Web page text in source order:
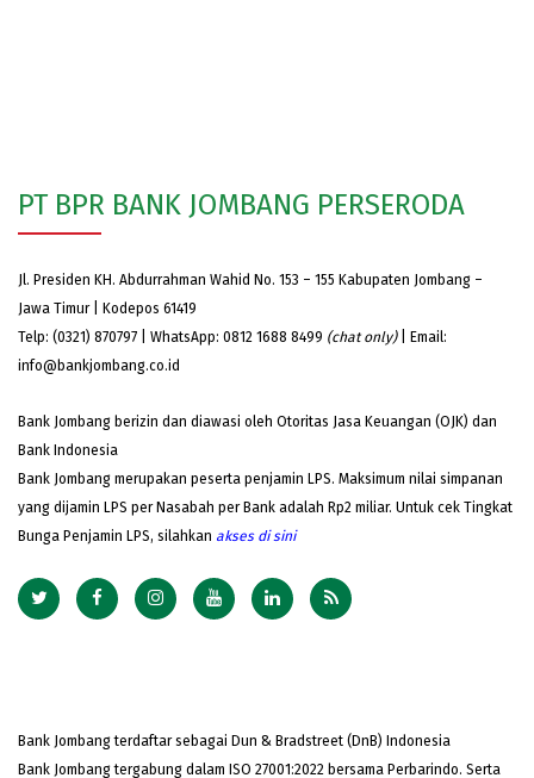
PT BPR BANK JOMBANG PERSERODA
Jl. Presiden KH. Abdurrahman Wahid No. 153 – 155 Kabupaten Jombang –
Jawa Timur | Kodepos 61419
Telp: (0321) 870797 | WhatsApp: 0812 1688 8499 (chat only)| Email:
info@bankjombang.co.id
Bank Jombang berizin dan diawasi oleh Otoritas Jasa Keuangan (OJK) dan
Bank Indonesia
Bank Jombang merupakan peserta penjamin LPS. Maksimum nilai simpanan
yang dijamin LPS per Nasabah per Bank adalah Rp2 miliar. Untuk cek Tingkat
Bunga Penjamin LPS, silahkan akses di sini
Bank Jombang terdaftar sebagai Dun & Bradstreet (DnB) Indonesia
Bank Jombang tergabung dalam ISO 27001:2022 bersama Perbarindo. Serta